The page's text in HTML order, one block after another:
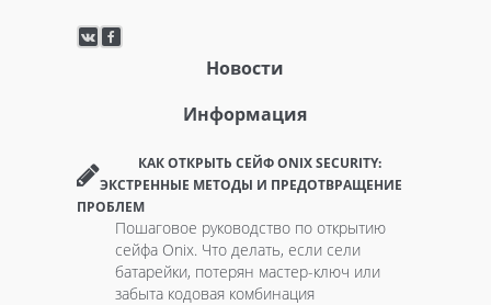
Новости
Информация
КАК ОТКРЫТЬ СЕЙФ ONIX SECURITY:
ЭКСТРЕННЫЕ МЕТОДЫ И ПРЕДОТВРАЩЕНИЕ
ПРОБЛЕМ
Пошаговое руководство по открытию
сейфа Onix. Что делать, если сели
батарейки, потерян мастер-ключ или
забыта кодовая комбинация